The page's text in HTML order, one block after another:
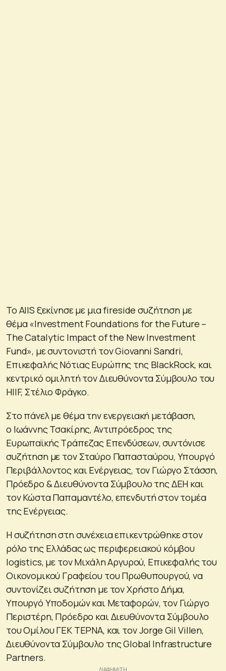
Το AIΙS ξεκίνησε με μια fireside συζήτηση με
θέμα «Investment Foundations for the Future –
The Catalytic Impact of the New Investment
Fund», με συντονιστή τον Giovanni Sandri,
Επικεφαλής Νότιας Ευρώπης της BlackRock, και
κεντρικό ομιλητή τον Διευθύνοντα Σύμβουλο του
HIIF, Στέλιο Φράγκo.
Στο πάνελ με θέμα την ενεργειακή μετάβαση,
ο Ιωάννης Τσακίρης, Αντιπρόεδρος της
Ευρωπαϊκής Τράπεζας Επενδύσεων, συντόνισε
συζήτηση με τον Σταύρο Παπασταύρου, Υπουργό
Περιβάλλοντος και Ενέργειας, τον Γιώργο Στάσση,
Πρόεδρο & Διευθύνοντα Σύμβουλο της ΔΕΗ και
τον Κώστα Παπαμαντέλο, επενδυτή στον τομέα
της Ενέργειας.
Η συζήτηση στη συνέχεια επικεντρώθηκε στον
ρόλο της Ελλάδας ως περιφερειακού κόμβου
logistics, με τον Μιχάλη Αργυρού, Επικεφαλής του
Οικονομικού Γραφείου του Πρωθυπουργού, να
συντονίζει συζήτηση με τον Χρήστο Δήμα,
Υπουργό Υποδομών και Μεταφορών, τον Γιώργο
Περιστέρη, Πρόεδρο και Διευθύνοντα Σύμβουλο
του Ομίλου ΓΕΚ ΤΕΡΝΑ, και τον Jorge Gil Villen,
Διευθύνοντα Σύμβουλο της Global Infrastructure
Partners.